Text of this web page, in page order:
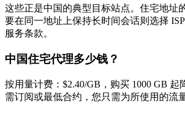
这些正是中国的典型目标站点。住宅地址
要在同一地址上保持长时间会话则选择
服务条款。
中国住宅代理多少钱？
按用量计费：$2.40/GB，购买 1000 GB 起
需订阅或最低合约，您只需为所使用的流